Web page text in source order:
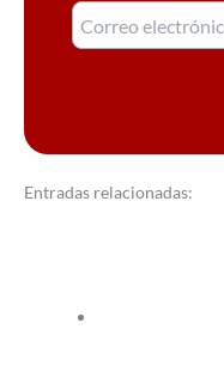
Entradas relacionadas: